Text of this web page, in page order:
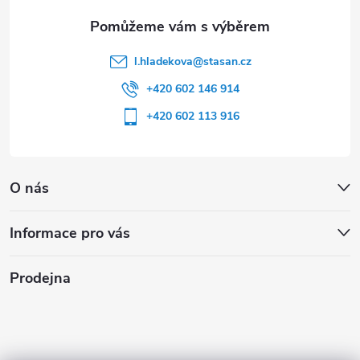
O nás
Informace pro vás
l.hladekova@stasan.cz
+420 602 146 914
+420 602 113 916
Prodejna